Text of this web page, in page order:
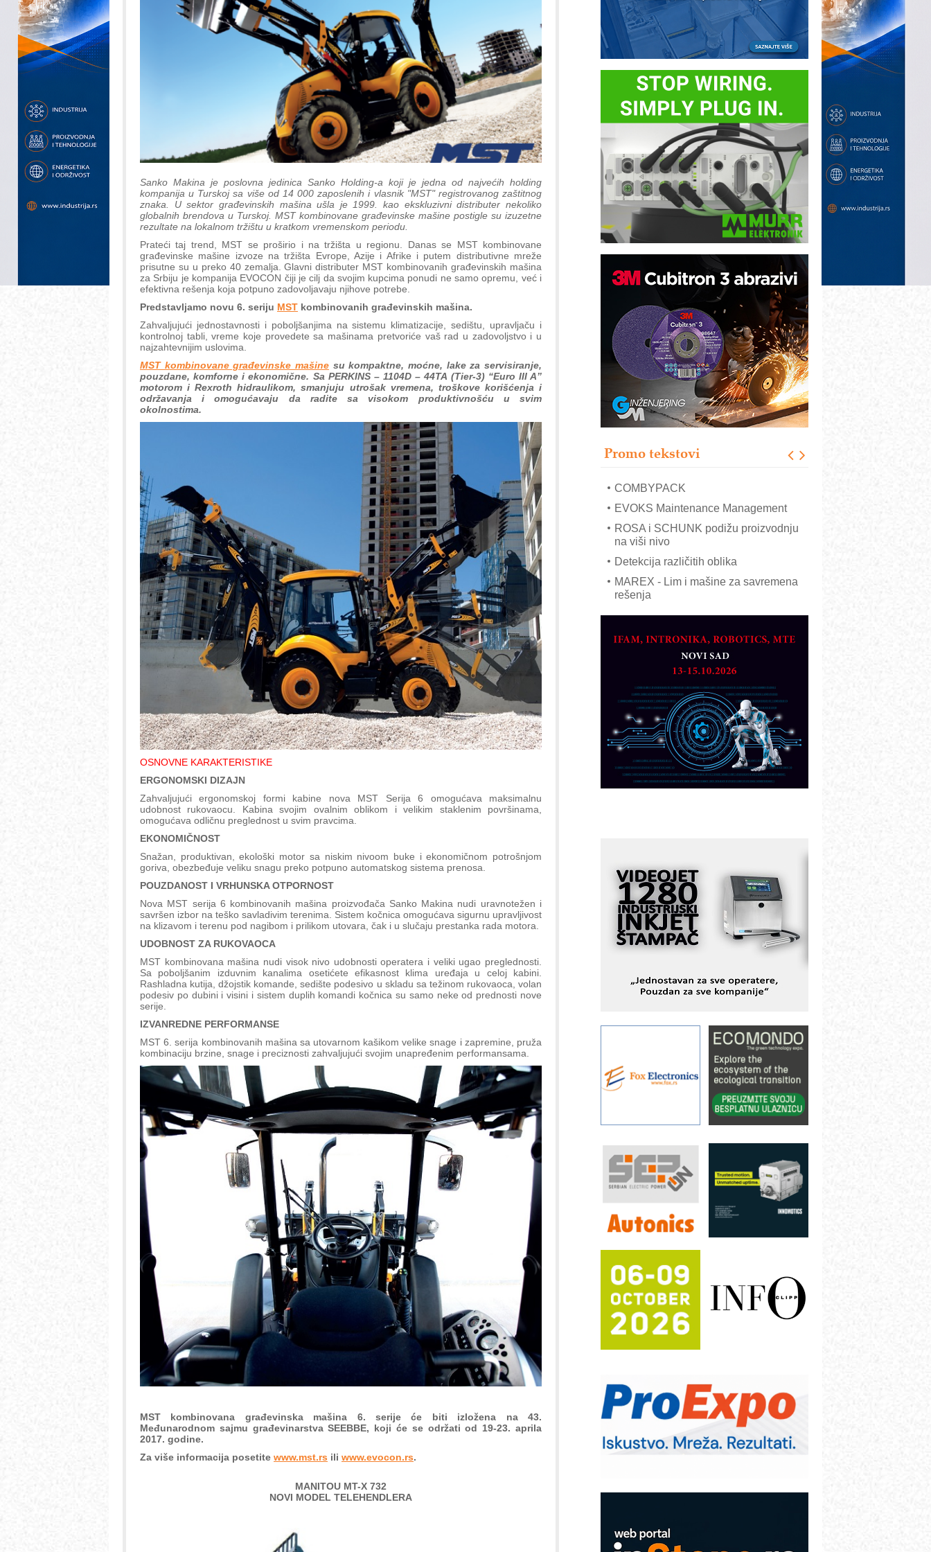
Sanko Makina je poslovna jedinica Sanko Holding-a koji je jedna od najvećih holding
kompanija u Turskoj sa više od 14 000 zaposlenih i vlasnik "MST" registrovanog zaštitnog
znaka. U sektor građevinskih mašina ušla je 1999. kao ekskluzivni distributer nekoliko
globalnih brendova u Turskoj. MST kombinovane građevinske mašine postigle su izuzetne
rezultate na lokalnom tržištu u kratkom vremenskom periodu.
Prateći taj trend, MST se proširio i na tržišta u regionu. Danas se MST kombinovane
građevinske mašine izvoze na tržišta Evrope, Azije i Afrike i putem distributivne mreže
prisutne su u preko 40 zemalja. Glavni distributer MST kombinovanih građevinskih mašina
za Srbiju je kompanija EVOCON čiji je cilj da svojim kupcima ponudi ne samo opremu, već i
efektivna rešenja koja potpuno zadovoljavaju njihove potrebe.
Predstavljamo novu 6. seriju MST kombinovanih građevinskih mašina.
Zahvaljujući jednostavnosti i poboljšanjima na sistemu klimatizacije, sedištu, upravljaču i
kontrolnoj tabli, vreme koje provedete sa mašinama pretvoriće vaš rad u zadovoljstvo i u
najzahtevnijim uslovima.
MST kombinovane građevinske mašine su kompaktne, moćne, lake za servisiranje,
pouzdane, komforne i ekonomične. Sa PERKINS – 1104D – 44TA (Tier-3) “Euro III A”
motorom i Rexroth hidraulikom, smanjuju utrošak vremena, troškove korišćenja i
održavanja i omogućavaju da radite sa visokom produktivnošću u svim
okolnostima.
OSNOVNE KARAKTERISTIKE
ERGONOMSKI DIZAJN
Zahvaljujući ergonomskoj formi kabine nova MST Serija 6 omogućava maksimalnu
udobnost rukovaocu. Kabina svojim ovalnim oblikom i velikim staklenim površinama,
omogućava odličnu preglednost u svim pravcima.
EKONOMIČNOST
Snažan, produktivan, ekološki motor sa niskim nivoom buke i ekonomičnom potrošnjom
goriva, obezbeđuje veliku snagu preko potpuno automatskog sistema prenosa.
POUZDANOST I VRHUNSKA OTPORNOST
Nova MST serija 6 kombinovanih mašina proizvođača Sanko Makina nudi uravnotežen i
savršen izbor na teško savladivim terenima. Sistem kočnica omogućava sigurnu upravljivost
na klizavom i terenu pod nagibom i prilikom utovara, čak i u slučaju prestanka rada motora.
UDOBNOST ZA RUKOVAOCA
MST kombinovana mašina nudi visok nivo udobnosti operatera i veliki ugao preglednosti.
Sa poboljšanim izduvnim kanalima osetićete efikasnost klima uređaja u celoj kabini.
Rashladna kutija, džojstik komande, sedište podesivo u skladu sa težinom rukovaoca, volan
podesiv po dubini i visini i sistem duplih komandi kočnica su samo neke od prednosti nove
serije.
IZVANREDNE PERFORMANSE
MST 6. serija kombinovanih mašina sa utovarnom kašikom velike snage i zapremine, pruža
kombinaciju brzine, snage i preciznosti zahvaljujući svojim unapređenim performansama.
MST kombinovana građevinska mašina 6. serije će biti izložena na 43.
Međunarodnom sajmu građevinarstva SEEBBE, koji će se održati od 19-23. aprila
2017. godine.
Za više informacija posetite www.mst.rs ili www.evocon.rs.
MANITOU MT-X 732
NOVI MODEL TELEHENDLERA
Promo tekstovi
Bezbednost na prvom mestu!
IB BLUMENAUER - više od 40 godina
poverenja u industriji
RMQ-TITAN ADVANCED INDICATOR
– Pametna signalizacija za efikasnije
upravljanje mašinama
Sigurnije ispitivanje transformatora u
solarnim elektranama i vetroparkovima
Pranje točkova na gradilištu- standard
modernog i odgovornog građenja
mrežnog pretvarača sa tečnim
COMBYPACK
EVOKS Maintenance Management
ROSA i SCHUNK podižu proizvodnju
na viši nivo
Detekcija različitih oblika
MAREX - Lim i mašine za savremena
rešenja
Marcom-plast d.o.o.- vaš pouzdan
CTO - Prilagodite svoju toplinsku
PLC AKYTEC
AUKOM: Svetski standard metrologije
dostupan u Srbiji
MOTOMAN – NEXT-Robotika vođena
veštačkom inteligencijom
I.SAFE MOBILE revolucioniše
savremene industrijske i logističke
objekte
Alba d.o.o. – 35 godina preciznosti u
metrologiji i pametnim dozirnim
rešenjima
IBeRTIM - oprema za ispitivanje
STAUFF – Komponente koje
povećavaju pouzdanost hidrauličkih
YAMADA pumpe – japanska
pouzdanost u transferu fluida
Filtration Group Industrial – Napredna
rešenja za filtraciju u hidrauličkim i
procesnim sistemima
RILINEX kompanije Rittal
automatizaciju
Efikasno upravljanje energijom
Automatizacija pakovanja · Display
Potpuna efikasnost bez složenih
sistema
Trajna oznaka kao dugoročna korist
Bezbednost na prvom mestu!
IB BLUMENAUER - više od 40 godina
poverenja u industriji
RMQ-TITAN ADVANCED INDICATOR
upravljanje mašinama
solarnim elektranama i vetroparkovima
Pranje točkova na gradilištu- standard
modernog i odgovornog građenja
Proizvodnja iC7 Hybrid 1500 VDC
mrežnog pretvarača sa tečnim
ROSA i SCHUNK podižu proizvodnju
na viši nivo